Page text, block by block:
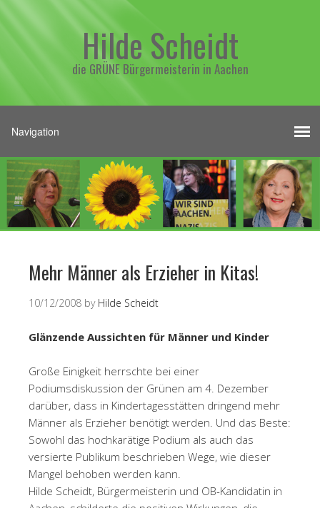
Hilde Scheidt
die GRÜNE Bürgermeisterin in Aachen
Mehr Männer als Erzieher in Kitas!
10/12/2008 by Hilde Scheidt
Glänzende Aussichten für Männer und Kinder
Große Einigkeit herrschte bei einer
Podiumsdiskussion der Grünen am 4. Dezember
darüber, dass in Kindertagesstätten dringend mehr
Männer als Erzieher benötigt werden. Und das Beste:
Sowohl das hochkarätige Podium als auch das
versierte Publikum beschrieben Wege, wie dieser
Mangel behoben werden kann.
Hilde Scheidt, Bürgermeisterin und OB-Kandidatin in